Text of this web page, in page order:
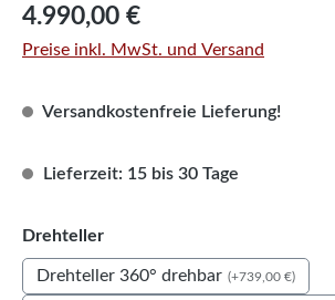
Regulärer Preis:
4.990,00 €
Preise inkl. MwSt. und Versand
Versandkostenfreie Lieferung!
Lieferzeit: 15 bis 30 Tage
Drehtellerauswählen
Drehteller 360° drehbar (+739,00 €)